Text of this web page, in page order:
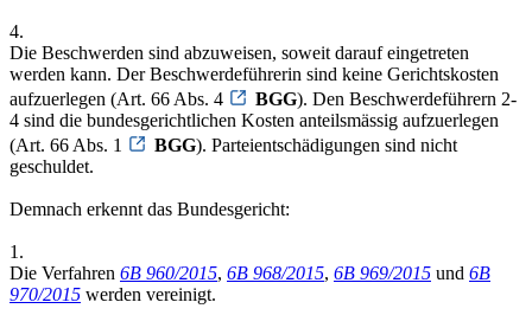
4.
Die Beschwerden sind abzuweisen, soweit darauf eingetreten
werden kann. Der Beschwerdeführerin sind keine Gerichtskosten
aufzuerlegen (Art. 66 Abs. 4
BGG). Den Beschwerdeführern 2-
4 sind die bundesgerichtlichen Kosten anteilsmässig aufzuerlegen
(Art. 66 Abs. 1
BGG). Parteientschädigungen sind nicht
geschuldet.
Demnach erkennt das Bundesgericht:
1.
Die Verfahren 6B 960/2015, 6B 968/2015, 6B 969/2015 und 6B
970/2015 werden vereinigt.